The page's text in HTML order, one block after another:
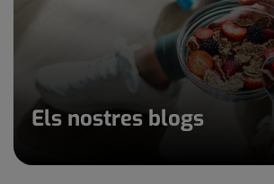
Els nostres blogs